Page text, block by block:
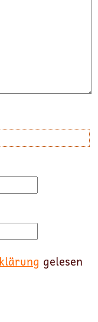
gelesen